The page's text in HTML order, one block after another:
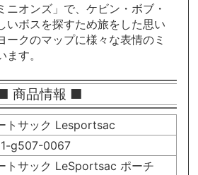
ニオンズ」で、ケビン・ボブ・
いボスを探すため旅をした思い
ークのマップに様々な表情のミ
す。
商品情報 ■
トサック Lesportsac
g507-0067
トサック LeSportsac ポーチ